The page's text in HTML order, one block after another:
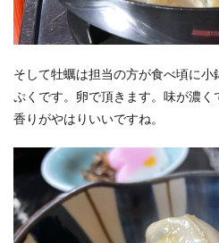
そして牡蠣は担当の方が食べ頃に小
ぷくです。卵で頂きます。味が濃
香りがやはりいいですね。